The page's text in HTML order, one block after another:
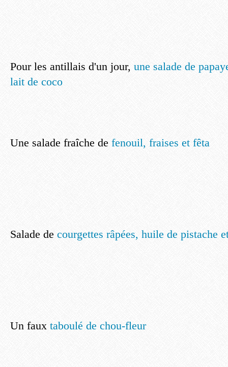
Pour les antillais d'un jour, une salade de
lait de coco
Une salade fraîche de fenouil, fraises et fêta
Salade de courgettes râpées, huile de pistache
Un faux taboulé de chou-fleur